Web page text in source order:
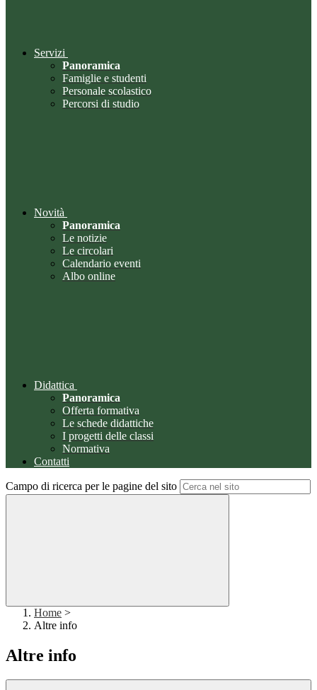
Servizi
Panoramica
Famiglie e studenti
Personale scolastico
Percorsi di studio
Novità
Panoramica
Le notizie
Le circolari
Calendario eventi
Albo online
Didattica
Panoramica
Offerta formativa
Le schede didattiche
I progetti delle classi
Normativa
Contatti
Campo di ricerca per le pagine del sito
Home >
Altre info
Altre info